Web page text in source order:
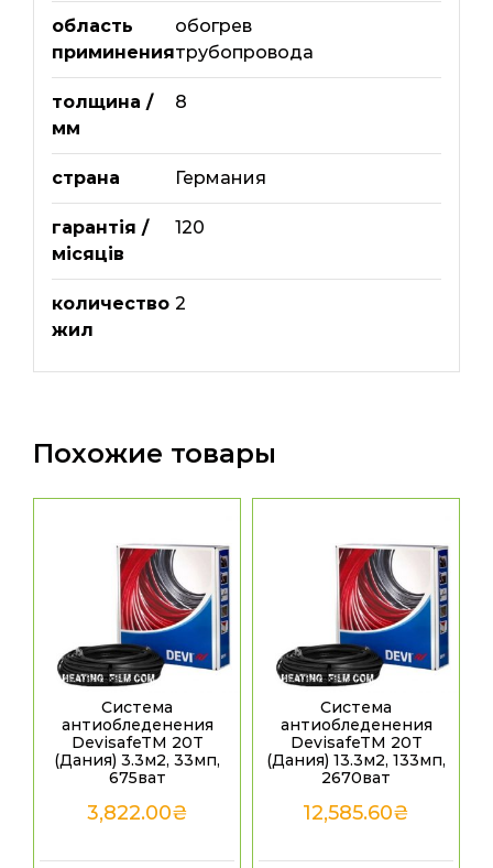
область
приминения
обогрев
трубопровода
толщина /
мм
8
страна Германия
гарантія /
місяців
120
количество
жил
2
Похожие товары
Система
антиобледенения
DevisafeTM 20T
(Дания) 3.3м2, 33мп,
675ват
3,822.00₴
Система
антиобледенения
DevisafeTM 20T
(Дания) 13.3м2, 133мп,
2670ват
12,585.60₴